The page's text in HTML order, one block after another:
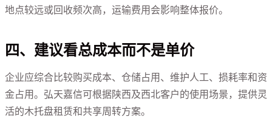
地点较远或回收频次高，运输费用会影响整体报价。
四、建议看总成本而不是单价
企业应综合比较购买成本、仓储占用、维护人工、损耗率和资
金占用。弘天嘉信可根据陕西及西北客户的使用场景，提供灵
活的木托盘租赁和共享周转方案。